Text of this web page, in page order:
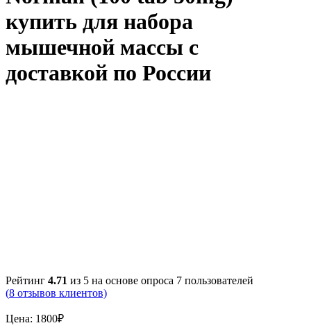
купить для набора
мышечной массы с
доставкой по России
Рейтинг 4.71 из 5 на основе опроса 7 пользователей
(8 отзывов клиентов)
Цена: 1800₽